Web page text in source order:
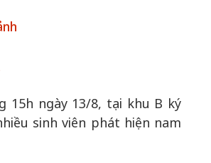
15h ngày 13/8, tại khu B ký
sinh viên phát hiện nam
Việt Nam gia
UNESCO: Khơi
nội lực văn hóa,
50 năm
nhập